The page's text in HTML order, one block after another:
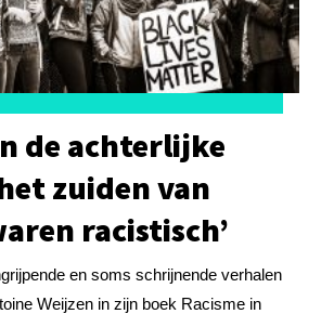
de achterlijke
zuiden van
racistisch’
en soms schrijnende verhalen
Weijzen in zijn boek Racisme in